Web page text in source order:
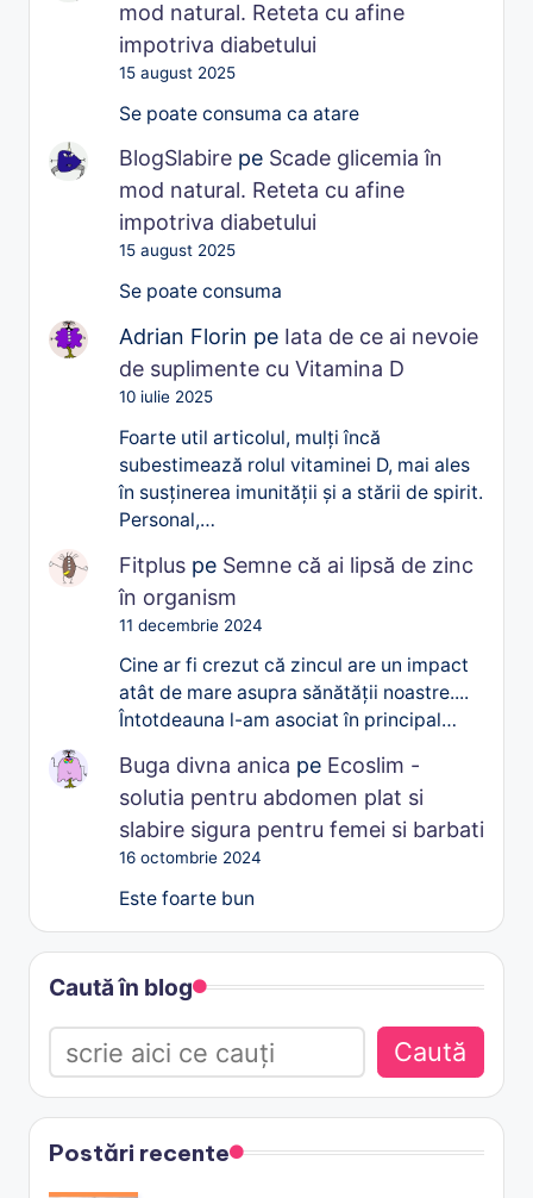
mod natural. Reteta cu afine
impotriva diabetului
15 august 2025
Se poate consuma ca atare
BlogSlabirepe Scade glicemia în
mod natural. Reteta cu afine
impotriva diabetului
15 august 2025
Se poate consuma
Adrian Florin pe Iata de ce ai nevoie
de suplimente cu Vitamina D
10 iulie 2025
Foarte util articolul, mulți încă
subestimează rolul vitaminei D, mai ales
în susținerea imunității și a stării de spirit.
Personal,…
Fitpluspe Semne că ai lipsă de zinc
în organism
11 decembrie 2024
Cine ar fi crezut că zincul are un impact
atât de mare asupra sănătății noastre....
Întotdeauna l-am asociat în principal…
Buga divna anica pe Ecoslim -
solutia pentru abdomen plat si
slabire sigura pentru femei si barbati
16 octombrie 2024
Este foarte bun
Caută în blog
Caută
Postări recente